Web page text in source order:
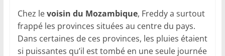
Chez levoisin du Mozambique, Freddy a surtout
frappé les provinces situées au centre du pays.
Dans certaines de ces provinces, les pluies étaient
si puissantes qu’il est tombé en une seule journée